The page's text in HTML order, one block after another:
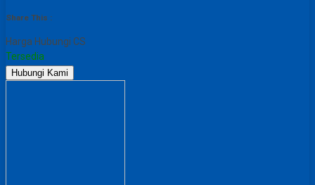
Share This :
Harga Hubungi CS
Tersedia
Hubungi Kami